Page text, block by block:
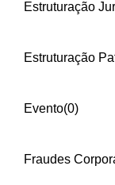
Estruturação
Estruturação
Evento(0)
Fraudes